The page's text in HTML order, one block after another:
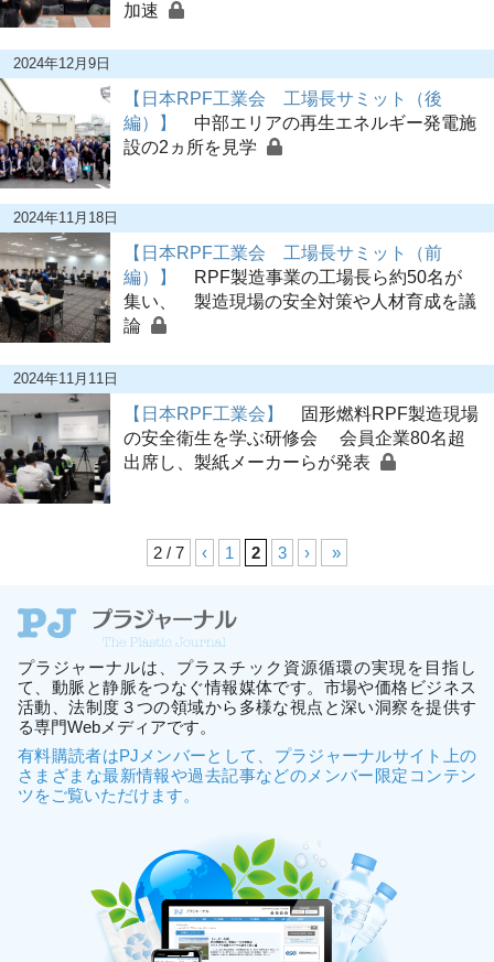
加速
2024年12月9日
【日本RPF工業会 工場長サミット（後
編）】
中部エリアの再生エネルギー発電施
設の2ヵ所を見学
2024年11月18日
【日本RPF工業会 工場長サミット（前
編）】
RPF製造事業の工場長ら約50名が
集い、 製造現場の安全対策や人材育成を議
論
2024年11月11日
【日本RPF工業会】
固形燃料RPF製造現場
の安全衛生を学ぶ研修会 会員企業80名超
出席し、製紙メーカーらが発表
2 / 7 ‹ 1 2 3 › »
プラジャーナルは、プラスチック資源循環の実現を目指し
て、動脈と静脈をつなぐ情報媒体です。市場や価格ビジネス
活動、法制度３つの領域から多様な視点と深い洞察を提供す
る専門Webメディアです。
有料購読者はPJメンバーとして、プラジャーナルサイト上の
さまざまな最新情報や過去記事などのメンバー限定コンテン
ツをご覧いただけます。